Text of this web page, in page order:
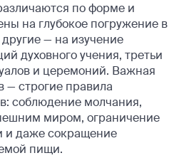
по форме и
на глубокое погружение в
— на изучение
духовного учения, третьи
и церемоний. Важная
— строгие правила
соблюдение молчания,
миром, ограничение
и даже сокращение
пищи.